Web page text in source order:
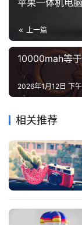
苹果一体机电
上一篇
10000mah等
2026年1月12日 下
相关推荐